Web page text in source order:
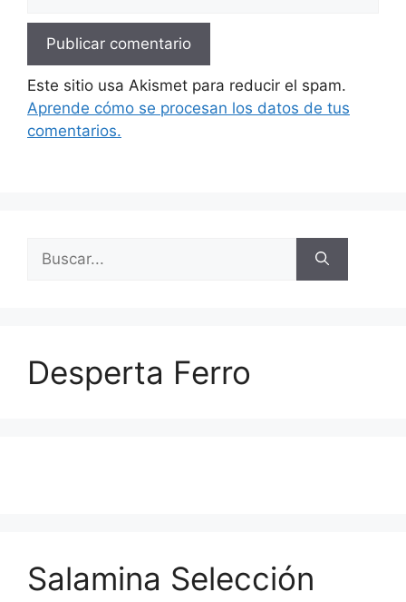
Este sitio usa Akismet para reducir el spam.
Aprende cómo se procesan los datos de tus
comentarios.
Buscar:
Desperta Ferro
Salamina Selección